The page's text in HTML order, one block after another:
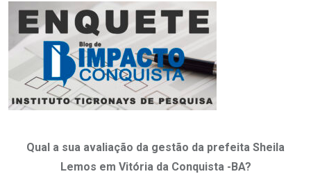
Qual a sua avaliação da gestão da prefeita Sheila
Lemos em Vitória da Conquista -BA?